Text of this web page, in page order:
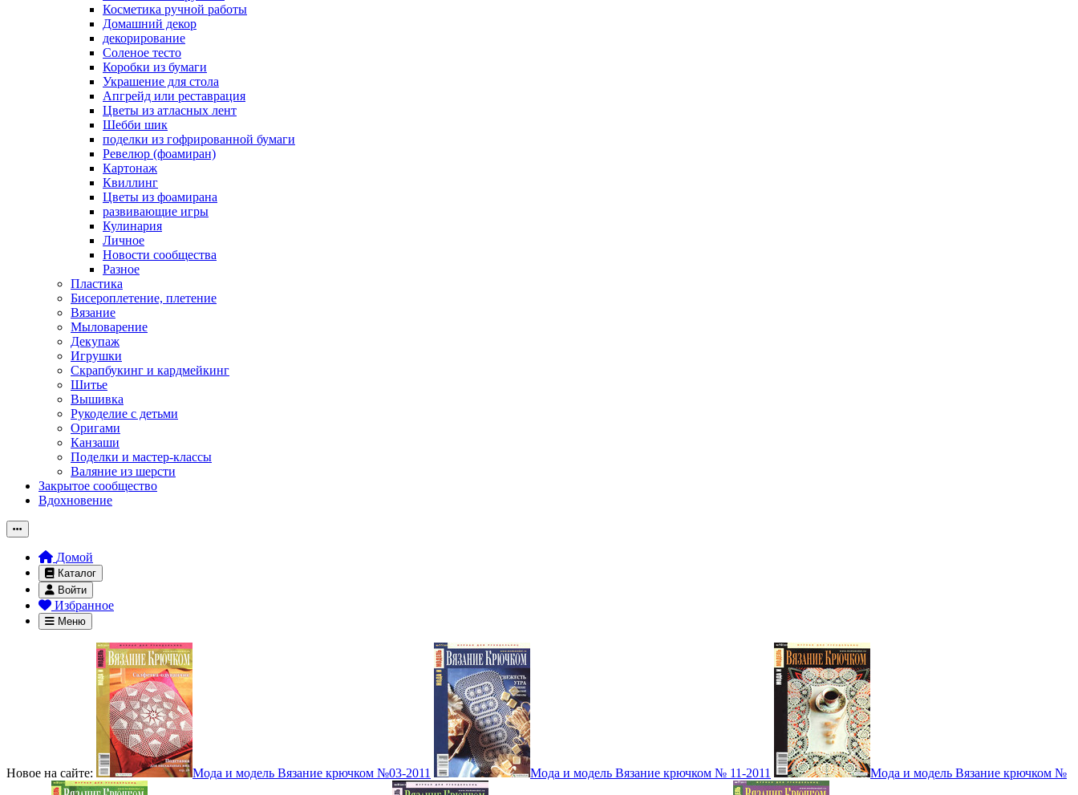
Косметика ручной работы
Домашний декор
декорирование
Соленое тесто
Коробки из бумаги
Украшение для стола
Апгрейд или реставрация
Цветы из атласных лент
Шебби шик
поделки из гофрированной бумаги
Ревелюр (фоамиран)
Картонаж
Квиллинг
Цветы из фоамирана
развивающие игры
Кулинария
Личное
Новости сообщества
Разное
Пластика
Бисероплетение, плетение
Вязание
Мыловарение
Декупаж
Игрушки
Скрапбукинг и кардмейкинг
Шитье
Вышивка
Рукоделие с детьми
Оригами
Канзаши
Поделки и мастер-классы
Валяние из шерсти
Закрытое сообщество
Вдохновение
Домой
Каталог
Войти
Избранное
Меню
Новое на сайте: Мода и модель Вязание крючком №03-2011 Мода и модель Вязание крючком № 11-2011 Мода и модель Вязание крючком №